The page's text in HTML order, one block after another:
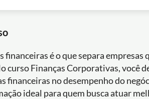
financeiras é o que separa empresas
curso Finanças Corporativas, você
financeiras no desempenho do
ideal para quem busca atuar